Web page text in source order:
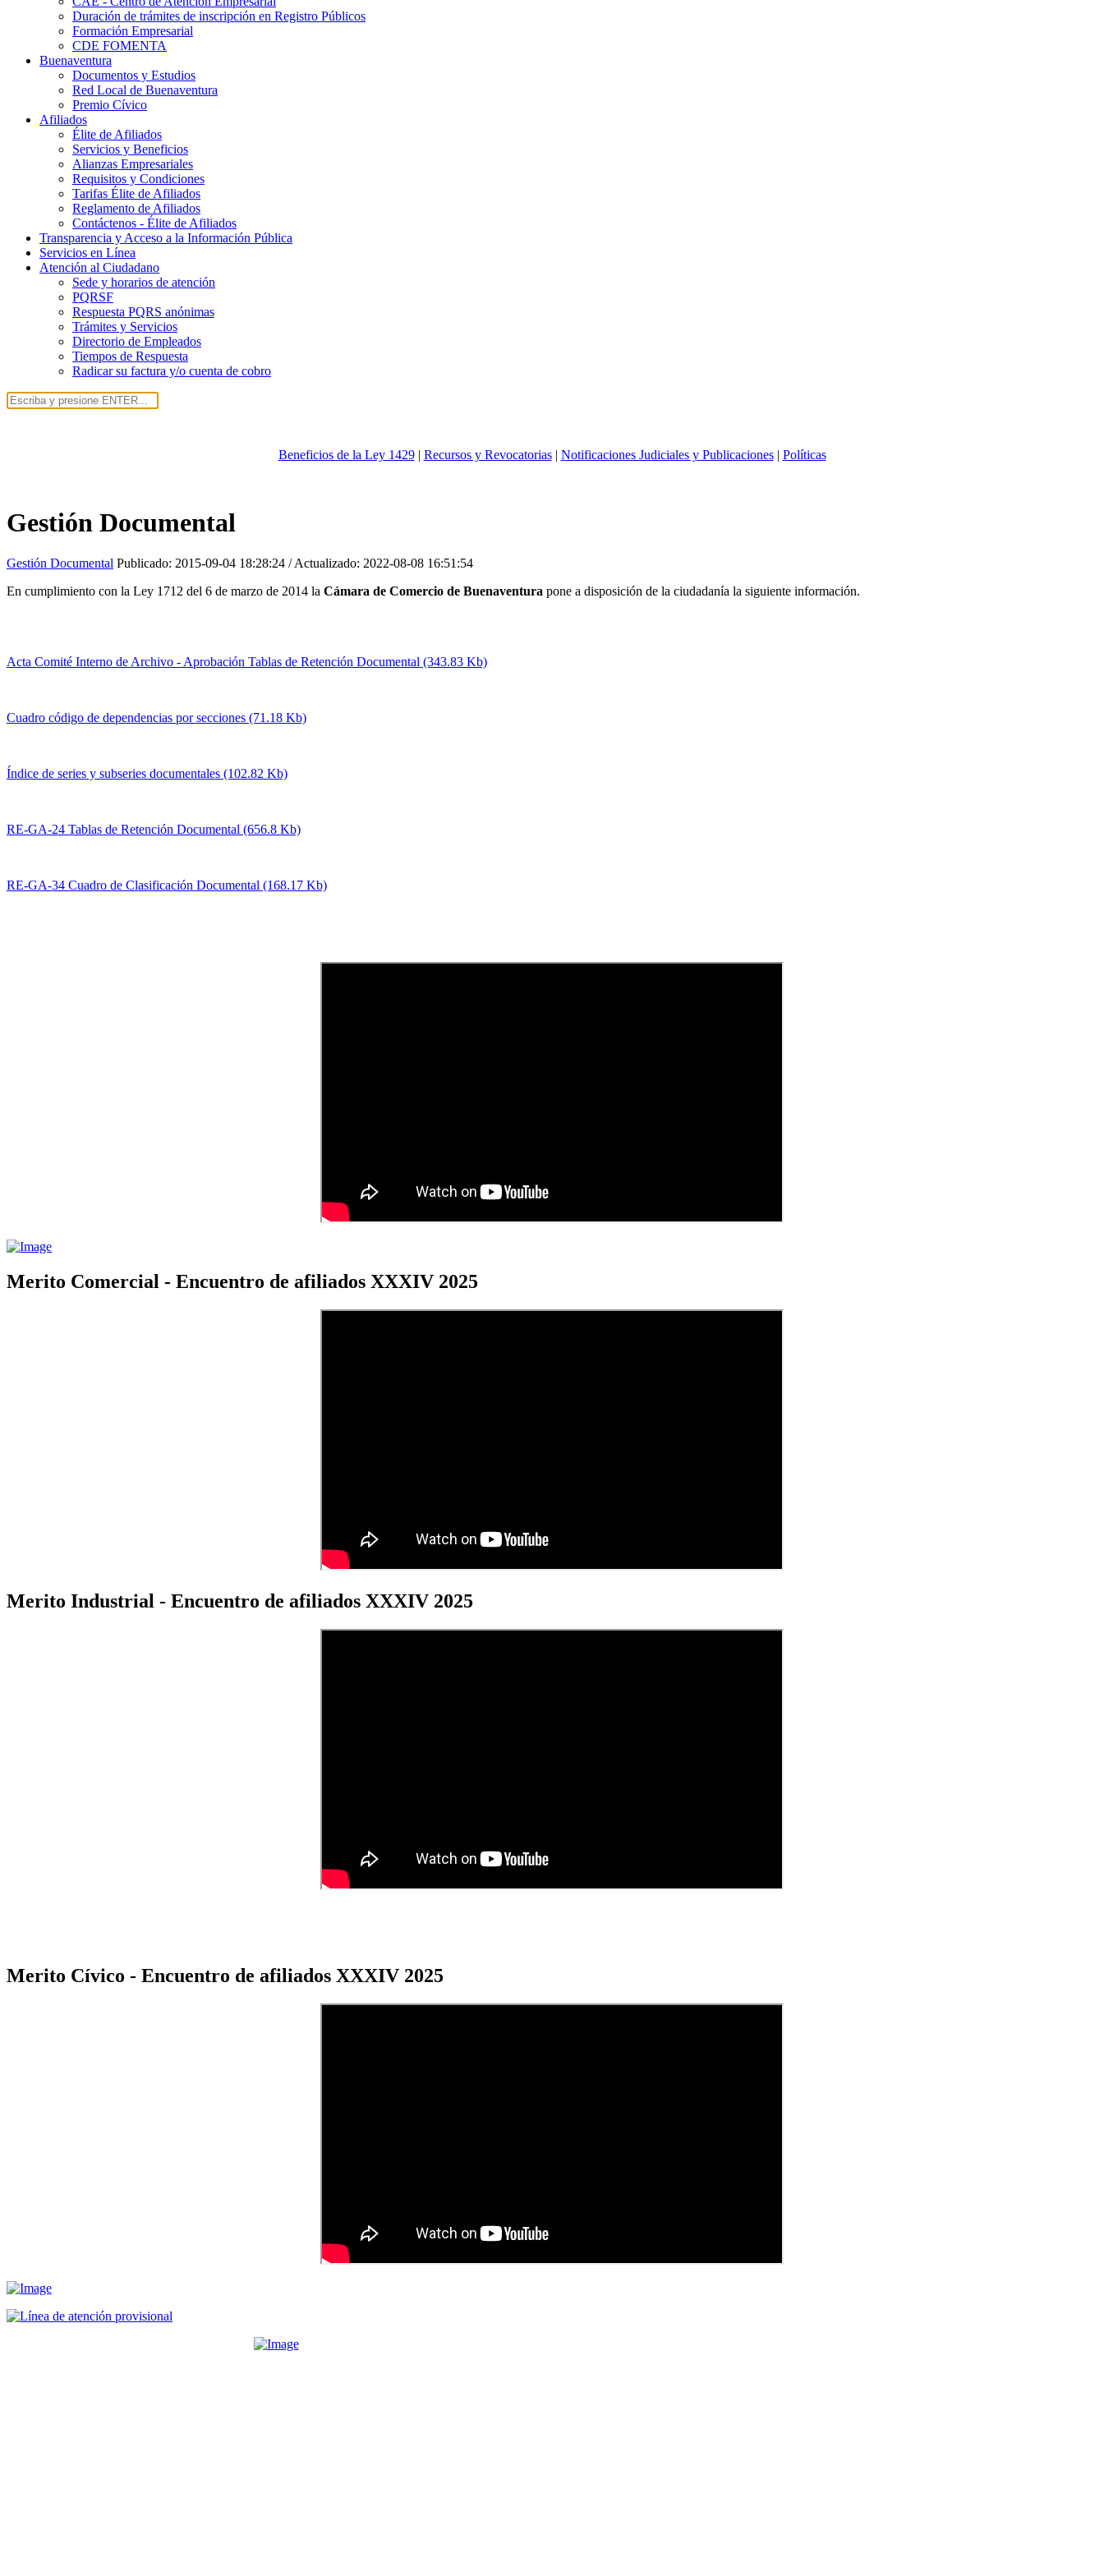
Duración de trámites de inscripción en Registro Públicos
Formación Empresarial
CDE FOMENTA
Buenaventura
Documentos y Estudios
Red Local de Buenaventura
Premio Cívico
Afiliados
Élite de Afiliados
Servicios y Beneficios
Alianzas Empresariales
Requisitos y Condiciones
Tarifas Élite de Afiliados
Reglamento de Afiliados
Contáctenos - Élite de Afiliados
Transparencia y Acceso a la Información Pública
Servicios en Línea
Atención al Ciudadano
Sede y horarios de atención
PQRSF
Respuesta PQRS anónimas
Trámites y Servicios
Directorio de Empleados
Tiempos de Respuesta
Radicar su factura y/o cuenta de cobro
Beneficios de la Ley 1429| Recursos y Revocatorias| Notificaciones Judiciales y Publicaciones| Políticas
Gestión Documental
Gestión Documental Publicado: 2015-09-04 18:28:24 / Actualizado: 2022-08-08 16:51:54
En cumplimiento con la Ley 1712 del 6 de marzo de 2014 la Cámara de Comercio de Buenaventura pone a disposición de la ciudadanía la siguiente información.
Acta Comité Interno de Archivo - Aprobación Tablas de Retención Documental (343.83 Kb)
Cuadro código de dependencias por secciones (71.18 Kb)
Índice de series y subseries documentales (102.82 Kb)
RE-GA-24 Tablas de Retención Documental (656.8 Kb)
RE-GA-34 Cuadro de Clasificación Documental (168.17 Kb)
Merito Comercial - Encuentro de afiliados XXXIV 2025
Merito Industrial - Encuentro de afiliados XXXIV 2025
Merito Cívico - Encuentro de afiliados XXXIV 2025